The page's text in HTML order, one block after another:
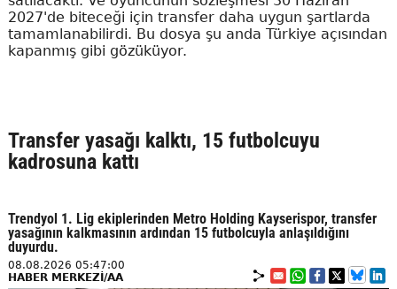
2027'de biteceği için transfer daha uygun şartlarda
tamamlanabilirdi. Bu dosya şu anda Türkiye açısından
kapanmış gibi gözüküyor.
Transfer yasağı kalktı, 15 futbolcuyu
kadrosuna kattı
Trendyol 1. Lig ekiplerinden Metro Holding Kayserispor, transfer
yasağının kalkmasının ardından 15 futbolcuyla anlaşıldığını
duyurdu.
08.08.2026 05:47:00
HABER MERKEZİ/AA